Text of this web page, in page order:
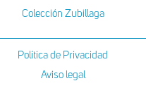
Colección Zubillaga
Política de Privacidad
Aviso legal